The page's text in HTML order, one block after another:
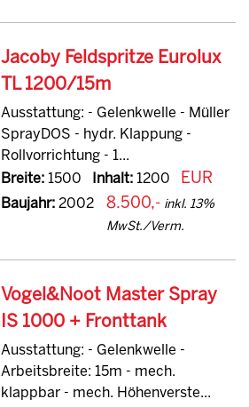
Jacoby Feldspritze Eurolux
TL 1200/15m
Ausstattung: - Gelenkwelle - Müller
SprayDOS - hydr. Klappung -
Rollvorrichtung - 1...
Breite:1500 Inhalt:1200
Baujahr:2002
EUR
8.500,- inkl. 13%
MwSt./Verm.
Vogel&Noot Master Spray
IS 1000 + Fronttank
Ausstattung: - Gelenkwelle -
Arbeitsbreite: 15m - mech.
klappbar - mech. Höhenverste...